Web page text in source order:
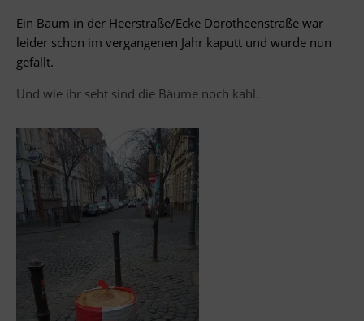
Ein Baum in der Heerstraße/Ecke Dorotheenstraße war
leider schon im vergangenen Jahr kaputt und wurde nun
gefällt.
Und wie ihr seht sind die Bäume noch kahl.